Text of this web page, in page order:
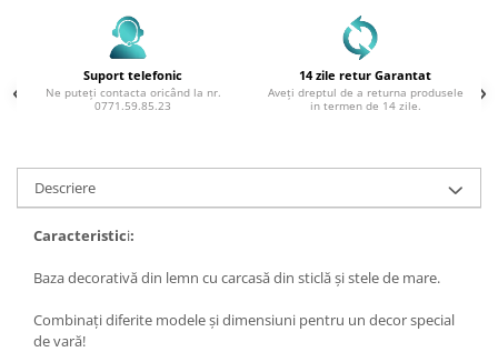
Suport telefonic
Ne puteți contacta oricând la nr.
0771.59.85.23
14 zile retur Garantat
Aveți dreptul de a returna produsele
in termen de 14 zile.
Descriere
Caracteristici:
Baza decorativă din lemn cu carcasă din sticlă și stele de mare.
Combinați diferite modele și dimensiuni pentru un decor special
de vară!